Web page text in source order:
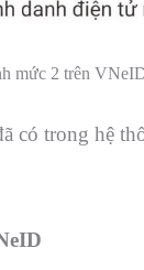
mức 2 trên
trong hệ